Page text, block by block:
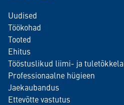
Uudised
Töökohad
Tooted
Ehitus
Tööstuslikud liimi- ja
Professionaalne hügieen
Jaekaubandus
Ettevõtte vastutus